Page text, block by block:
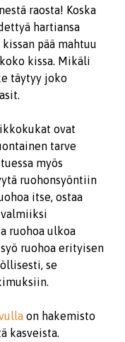
raosta! Koska
hartiansa
pää mahtuu
kissa. Mikäli
täytyy joko
ovat
tarve
myös
ruohonsyöntiin
itse, ostaa
valmiiksi
ruohoa ulkoa
ruohoa erityisen
se
on hakemisto
kasveista.